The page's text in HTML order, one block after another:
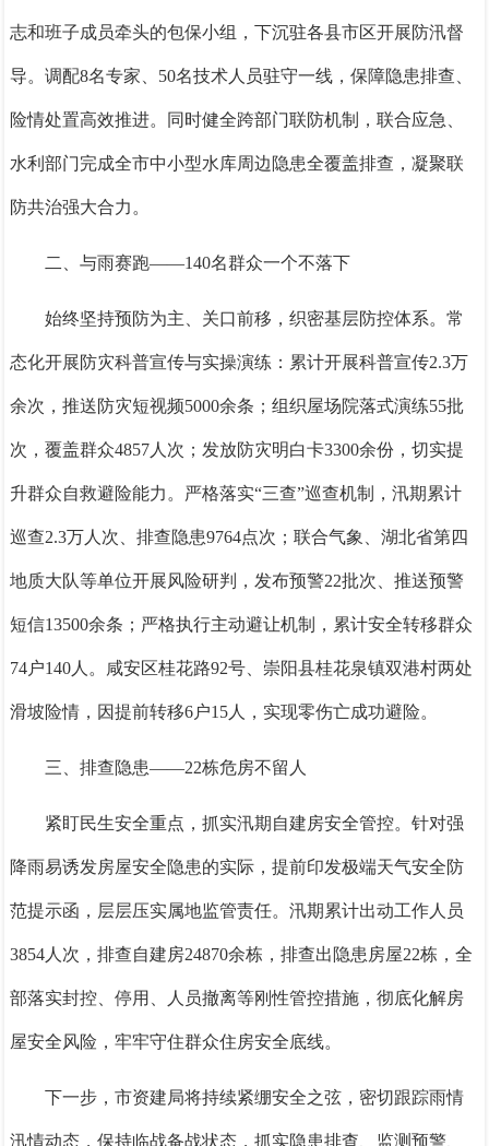
志和班子成员牵头的包保小组，下沉驻各县市区开展防汛督
导。调配8名专家、50名技术人员驻守一线，保障隐患排查、
险情处置高效推进。同时健全跨部门联防机制，联合应急、
水利部门完成全市中小型水库周边隐患全覆盖排查，凝聚联
防共治强大合力。
二、与雨赛跑——140名群众一个不落下
始终坚持预防为主、关口前移，织密基层防控体系。常
态化开展防灾科普宣传与实操演练：累计开展科普宣传2.3万
余次，推送防灾短视频5000余条；组织屋场院落式演练55批
次，覆盖群众4857人次；发放防灾明白卡3300余份，切实提
升群众自救避险能力。严格落实“三查”巡查机制，汛期累计
巡查2.3万人次、排查隐患9764点次；联合气象、湖北省第四
地质大队等单位开展风险研判，发布预警22批次、推送预警
短信13500余条；严格执行主动避让机制，累计安全转移群众
74户140人。咸安区桂花路92号、崇阳县桂花泉镇双港村两处
滑坡险情，因提前转移6户15人，实现零伤亡成功避险。
三、排查隐患——22栋危房不留人
紧盯民生安全重点，抓实汛期自建房安全管控。针对强
降雨易诱发房屋安全隐患的实际，提前印发极端天气安全防
范提示函，层层压实属地监管责任。汛期累计出动工作人员
3854人次，排查自建房24870余栋，排查出隐患房屋22栋，全
部落实封控、停用、人员撤离等刚性管控措施，彻底化解房
屋安全风险，牢牢守住群众住房安全底线。
下一步，市资建局将持续紧绷安全之弦，密切跟踪雨情
汛情动态，保持临战备战状态，抓实隐患排查、监测预警、